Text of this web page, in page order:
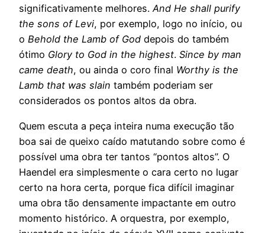
significativamente melhores.And He shall purify
the sons of Levi, por exemplo, logo no início, ou
o Behold the Lamb of God depois do também
ótimo Glory to God in the highest. Since by man
came death, ou ainda o coro final Worthy is the
Lamb that was slain também poderiam ser
considerados os pontos altos da obra.
Quem escuta a peça inteira numa execução tão
boa sai de queixo caído matutando sobre como é
possível uma obra ter tantos “pontos altos”. O
Haendel era simplesmente o cara certo no lugar
certo na hora certa, porque fica difícil imaginar
uma obra tão densamente impactante em outro
momento histórico. A orquestra, por exemplo,